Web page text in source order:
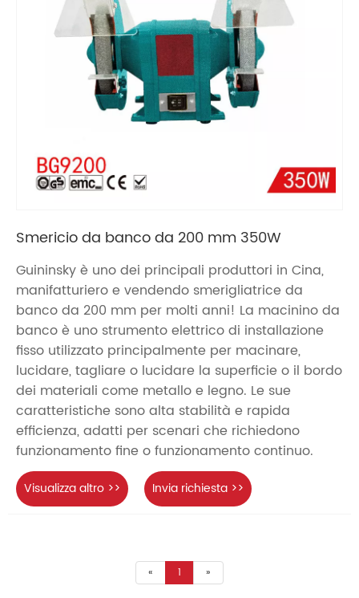
Smericio da banco da 200 mm 350W
Guininsky è uno dei principali produttori in Cina,
manifatturiero e vendendo smerigliatrice da
banco da 200 mm per molti anni! La macinino da
banco è uno strumento elettrico di installazione
fisso utilizzato principalmente per macinare,
lucidare, tagliare o lucidare la superficie o il bordo
dei materiali come metallo e legno. Le sue
caratteristiche sono alta stabilità e rapida
efficienza, adatti per scenari che richiedono
funzionamento fine o funzionamento continuo.
Visualizza altro >> Invia richiesta >>
« 1 »